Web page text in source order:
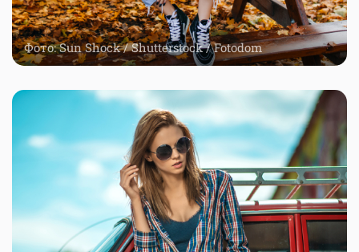
Фото: Sun Shock / Shutterstock / Fotodom